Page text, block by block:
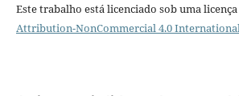
Este trabalho está licenciado sob uma licença
Attribution-NonCommercial 4.0